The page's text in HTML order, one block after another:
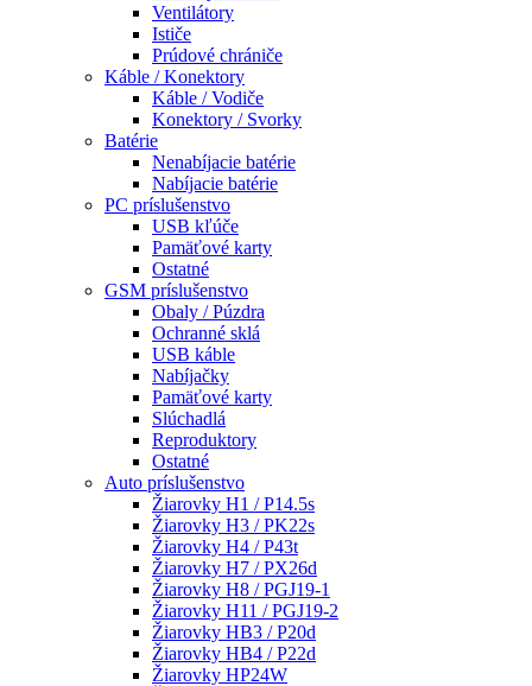
Ventilátory
Ističe
Prúdové chrániče
Káble / Konektory
Káble / Vodiče
Konektory / Svorky
Batérie
Nenabíjacie batérie
Nabíjacie batérie
PC príslušenstvo
USB kľúče
Pamäťové karty
Ostatné
GSM príslušenstvo
Obaly / Púzdra
Ochranné sklá
USB káble
Nabíjačky
Pamäťové karty
Slúchadlá
Reproduktory
Ostatné
Auto príslušenstvo
Žiarovky H1 / P14.5s
Žiarovky H3 / PK22s
Žiarovky H4 / P43t
Žiarovky H7 / PX26d
Žiarovky H8 / PGJ19-1
Žiarovky H11 / PGJ19-2
Žiarovky HB3 / P20d
Žiarovky HB4 / P22d
Žiarovky HP24W